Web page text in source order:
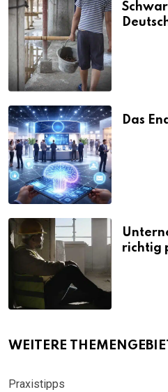
Das
richtig
WEITERE
Praxistipps